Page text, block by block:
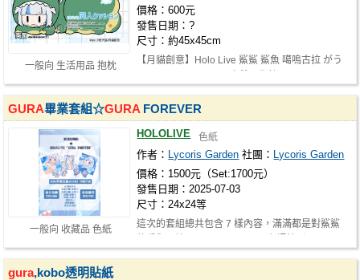
一般向 生活用品 抱枕
價格：600元
發售日期：?
尺寸：約45x45cm
【月貓創意】Holo Live 鯊鯊 鯊魚 噶嗚古拉 がう
一般向 收藏品 色紙
GURA畢業套組☆GURA FOREVER
HOLOLIVE 色紙
作者： Lycoris Garden 社團： Lycoris Garden
價格：1500元（Set:1700元）
發售日期：2025-07-03
尺寸：24x24等
這次的套組總共包含 7 樣內容，滿滿都是對鯊鯊
gura,kobo透明貼紙